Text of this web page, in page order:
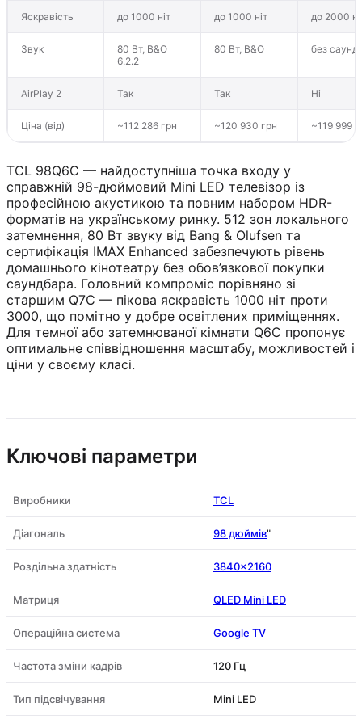
Яскравість до 1000 ніт до 1000 ніт до 2000
Звук
80 Вт, B&O
6.2.2
80 Вт, B&O без
AirPlay 2 Так Так Ні
Ціна (від) ~112 286 грн ~120 930 грн ~119 999
TCL 98Q6C — найдоступніша точка входу у
справжній 98-дюймовий Mini LED телевізор із
професійною акустикою та повним набором HDR-
форматів на українському ринку. 512 зон локального
затемнення, 80 Вт звуку від Bang & Olufsen та
сертифікація IMAX Enhanced забезпечують рівень
домашнього кінотеатру без обов’язкової покупки
саундбара. Головний компроміс порівняно зі
старшим Q7C — пікова яскравість 1000 ніт проти
3000, що помітно у добре освітлених приміщеннях.
Для темної або затемнюваної кімнати Q6C пропонує
оптимальне співвідношення масштабу, можливостей і
ціни у своєму класі.
Ключові параметри
Виробники TCL
Діагональ 98 дюймів"
Роздільна здатність 3840×2160
Матриця QLED Mini LED
Операційна система Google TV
Частота зміни кадрів 120 Гц
Тип підсвічування Mini LED